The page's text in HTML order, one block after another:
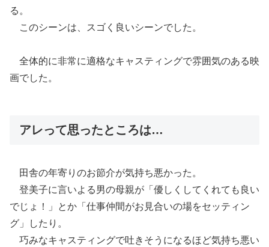
る。
このシーンは、スゴく良いシーンでした。
全体的に非常に適格なキャスティングで雰囲気のある映
画でした。
アレって思ったところは…
田舎の年寄りのお節介が気持ち悪かった。
登美子に言いよる男の母親が「優しくしてくれても良い
でじょ！」とか「仕事仲間がお見合いの場をセッティン
グ」したり。
巧みなキャスティングで吐きそうになるほど気持ち悪い